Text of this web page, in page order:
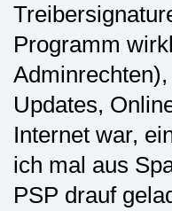
Programm
Updates,
Internet war,
ich mal aus
PSP drauf